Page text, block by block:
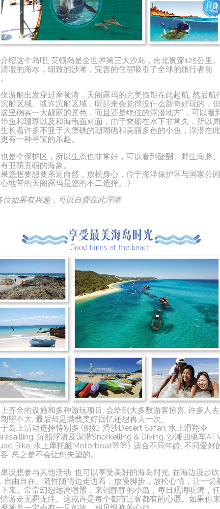
绍这个岛吧, 莫顿岛是全世界第三大沙岛，南北贯穿125公里。
澈的海水，细致的沙滩，完善的住宿吸引了全球的旅行者前
游船出发穿过摩顿湾，天阁露玛的完美假期在此起航, 然后航
船区域。或许沉船区域，听起来会觉得没什么新奇好玩的，但
里确实一大靓丽的景色，而且还是绝佳的浮潜地方*，可以看
鱼和珊瑚以及和海龟面对面，由于乘船在水下非常久，所以周
长着许多不亚于大堡礁的珊瑚礁和美丽多色的小鱼，浮潜在此
有一种寻宝的乐趣。
是个保护区，所以生态也非常好，可以看到醍醐、野生海豚、
丑萌丑萌的海象。
您想要想要亲近自然，放松身心，位于海洋保护区与国家公园
地带的天阁露玛是您的不二选择。;)
位如果有兴趣，可以自费在此浮潜
齐全的设施和多种游玩项目, 会给到大多数游客惊喜, 许多人
望不大, 最后却是满载美好回忆还想再去一次。
岛上活动选择特别多 (例如: 滑沙Desert Safari, 水上滑翔伞
沉船浮潜及深潜Snorkelling & Diving, 沙滩四驱车
Bike, 水上摩托艇Motorboat等等), 适合不同年龄, 不同爱好
, 总之是不会让您失望的。
没想参与其他活动, 也可以享受美好的海岛时光, 在海边漫步吹
自由自在、随性随情边走边看，放慢脚步，放松心情，让一切
来。常常幻想远离喧嚣，来到静静的小岛，每日观海听涛，任
游走无羁无绊。这或许是每个都市过客都有的心愿。如果你来